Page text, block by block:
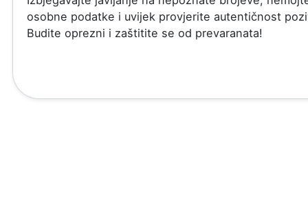
osobne podatke i uvijek provjerite autentičnost
Budite oprezni i zaštitite se od prevaranata!